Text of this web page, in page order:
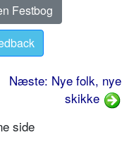
Festbog
Næste: Nye folk, nye
skikke
side